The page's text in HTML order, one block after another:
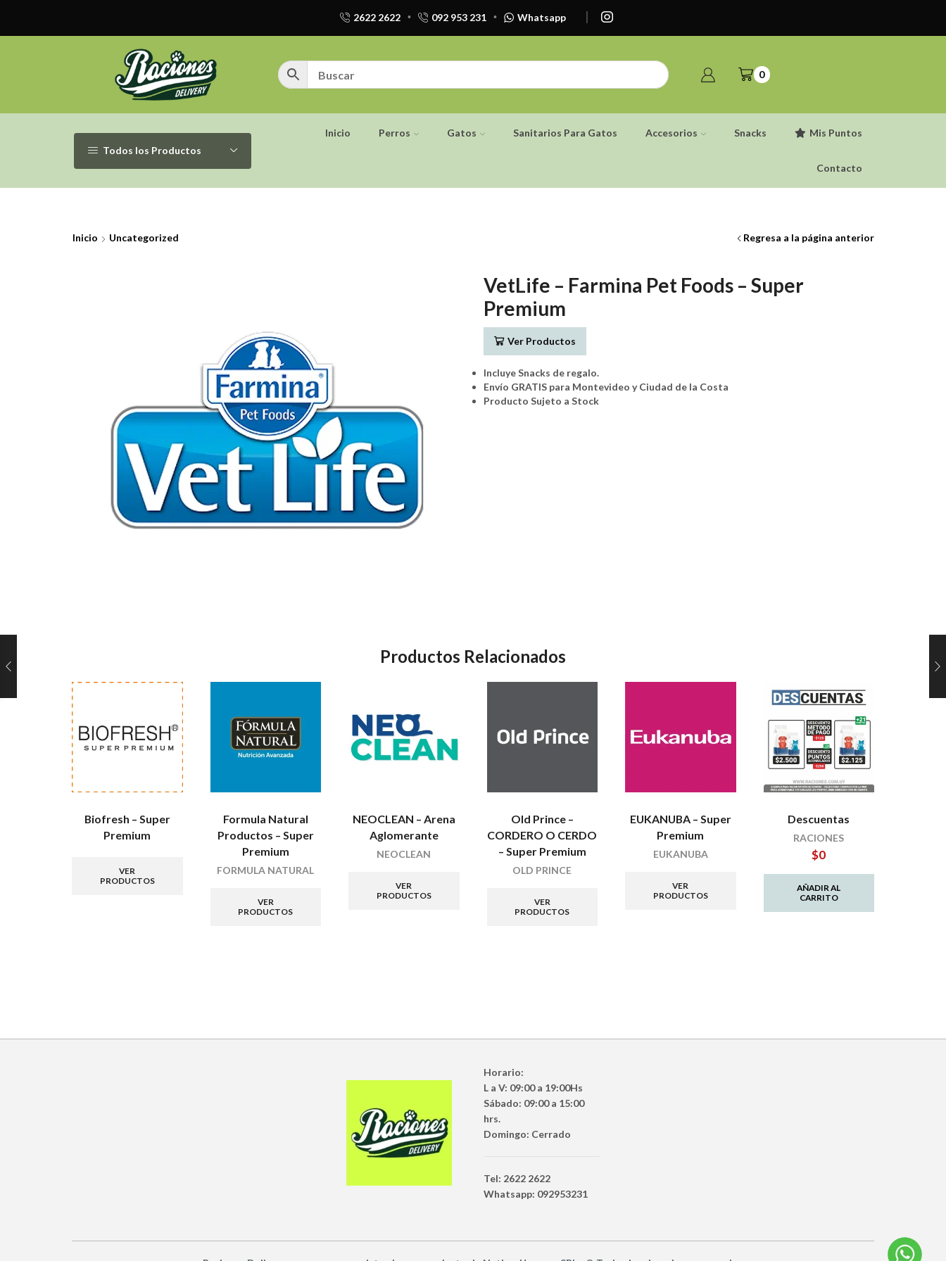
2622 2622 092 953 231 Whatsapp
0
Todos los Productos
Inicio Perros Gatos Sanitarios Para Gatos Accesorios Snacks Mis Puntos
Contacto
Inicio Uncategorized Regresa a la página anterior
VetLife – Farmina Pet Foods – Super
Premium
Ver Productos
Incluye Snacks de regalo.
Envío GRATIS para Montevideo y Ciudad de la Costa
Producto Sujeto a Stock
Productos Relacionados
Biofresh – Super
Premium
VER
PRODUCTOS
Formula Natural
Productos – Super
Premium
FORMULA NATURAL
VER
PRODUCTOS
NEOCLEAN – Arena
Aglomerante
NEOCLEAN
VER
PRODUCTOS
Old Prince –
CORDERO O CERDO
– Super Premium
OLD PRINCE
VER
PRODUCTOS
EUKANUBA – Super
Premium
EUKANUBA
VER
PRODUCTOS
Descuentas
RACIONES
$0
AÑADIR AL
CARRITO
Horario:
L a V: 09:00 a 19:00Hs
Sábado: 09:00 a 15:00
hrs.
Domingo: Cerrado
Tel: 2622 2622
Whatsapp: 092953231